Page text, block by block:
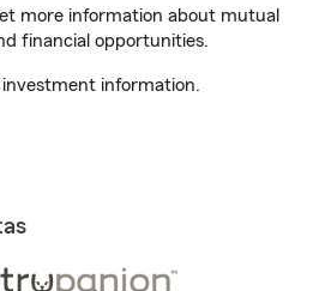
more information about mutual
financial opportunities.
information.